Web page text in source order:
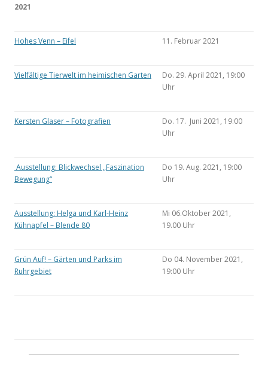
2021
Hohes Venn – Eifel 11. Februar 2021
Vielfältige Tierwelt im heimischen Garten
Do. 29. April 2021, 19:00
Uhr
Kersten Glaser – Fotografien
Do. 17. Juni 2021, 19:00
Uhr
Ausstellung: Blickwechsel „Faszination
Bewegung“
Do 19. Aug. 2021, 19:00
Uhr
Ausstellung: Helga und Karl-Heinz
Kühnapfel – Blende 80
Mi 06.Oktober 2021,
19.00 Uhr
Grün Auf! – Gärten und Parks im
Ruhrgebiet
Do 04. November 2021,
19:00 Uhr